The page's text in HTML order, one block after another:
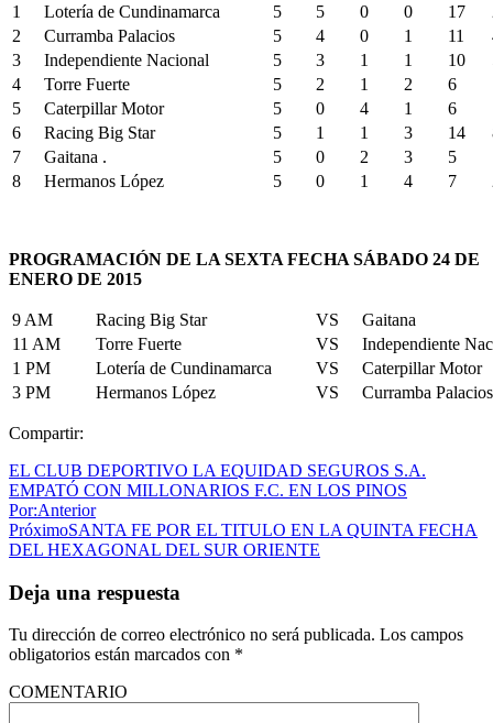
1
Lotería de Cundinamarca 5 5 0 0 17
2
Curramba Palacios 5 4 0 1 11
3
Independiente Nacional 5 3 1 1 10
4
Torre Fuerte 5 2 1 2 6
5
Caterpillar Motor 5 0 4 1 6
6
Racing Big Star 5 1 1 3 14
7
Gaitana . 5 0 2 3 5
8
Hermanos López 5 0 1 4 7
PROGRAMACIÓN DE LA SEXTA FECHA SÁBADO 24 DE
ENERO DE 2015
9 AM Racing Big Star VS
Gaitana
11 AM
Torre Fuerte VS
Independiente
1 PM
Lotería de Cundinamarca VS
Caterpillar Motor
3 PM
Hermanos López VS Curramba Palacios
Compartir:
EL CLUB DEPORTIVO LA EQUIDAD SEGUROS S.A.
EMPATÓ CON MILLONARIOS F.C. EN LOS PINOS
Por:Anterior
PróximoSANTA FE POR EL TITULO EN LA QUINTA FECHA
DEL HEXAGONAL DEL SUR ORIENTE
Deja una respuesta
Tu dirección de correo electrónico no será publicada. Los campos
obligatorios están marcados con *
COMENTARIO